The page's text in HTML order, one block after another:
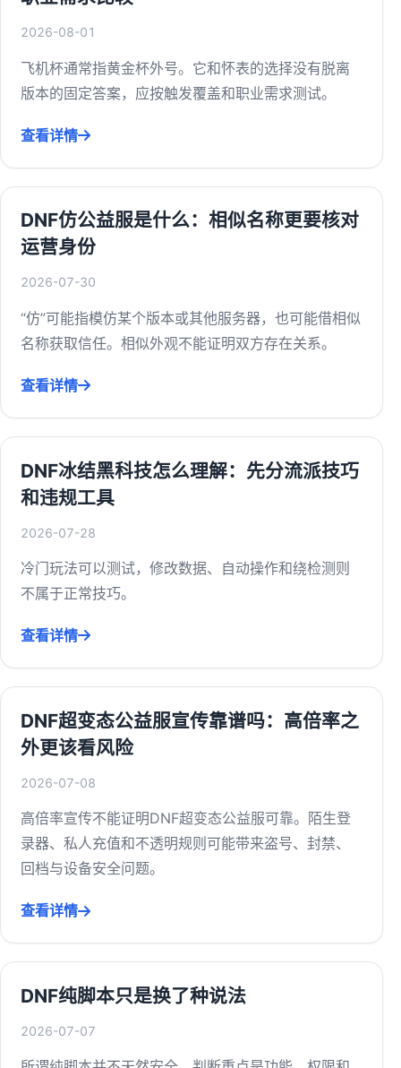
2026-08-01
飞机杯通常指黄金杯外号。它和怀表的选择没有脱离
版本的固定答案，应按触发覆盖和职业需求测试。
查看详情
DNF仿公益服是什么：相似名称更要核对
运营身份
2026-07-30
“仿”可能指模仿某个版本或其他服务器，也可能借相似
名称获取信任。相似外观不能证明双方存在关系。
查看详情
DNF冰结黑科技怎么理解：先分流派技巧
和违规工具
2026-07-28
冷门玩法可以测试，修改数据、自动操作和绕检测则
不属于正常技巧。
查看详情
DNF超变态公益服宣传靠谱吗：高倍率之
外更该看风险
2026-07-08
高倍率宣传不能证明DNF超变态公益服可靠。陌生登
录器、私人充值和不透明规则可能带来盗号、封禁、
回档与设备安全问题。
查看详情
DNF纯脚本只是换了种说法
2026-07-07